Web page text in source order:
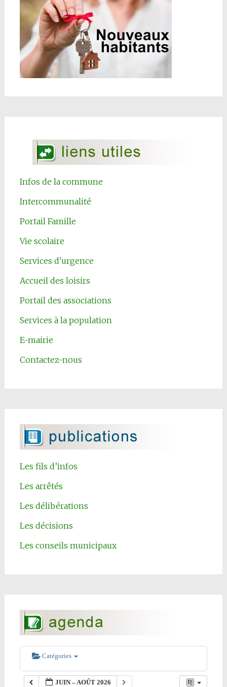
Infos de la commune
Intercommunalité
Portail Famille
Vie scolaire
Services d'urgence
Accueil des loisirs
Portail des associations
Services à la population
E-mairie
Contactez-nous
Les fils d’infos
Les arrêtés
Les délibérations
Les décisions
Les conseils municipaux
Catégories
JUIN – AOÛT 2026